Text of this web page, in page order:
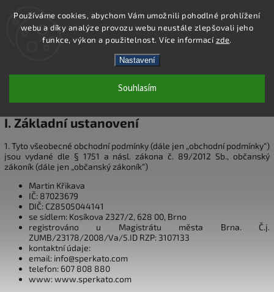
Používáme cookies, abychom Vám umožnili pohodlné prohlížení
webu a díky analýze provozu webu neustále zlepšovali jeho
funkce, výkon a použitelnost. Více informacízde.
Nastavení
Souhlasím
Hledat
OBCHODNÍ PODMÍNKY
I. Základní ustanovení
1. Tyto všeobecné obchodní podmínky (dále jen „obchodní podmínky“)
jsou vydané dle § 1751 a násl. zákona č. 89/2012 Sb., občanský
zákoník (dále jen „občanský zákoník“)
Martin Křikava
IČ: 87023679
DIČ: CZ8505044141
se sídlem: Kosíkova 2327/2, 628 00, Brno
registrováno u Magistrátu města Brna. Č.j.
ZUMB/23178/2008/Va/5.ID RZP: 3107133
kontaktní údaje:
email: info@sperkato.com
telefon: 607 808 880
www: www.sperkato.com